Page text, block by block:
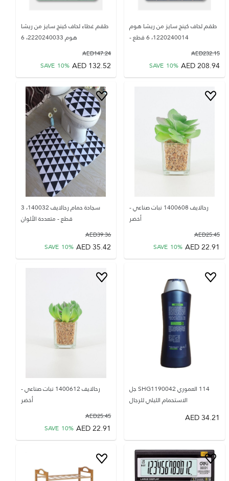
طقم لحاف كينج سايز من ريشا هوم
1220240014، 6 قطع -
232.15
AED
208.94
AED
SAVE 10%
طقم غطاء لحاف كينج سايز من ريشا
هوم 2220240033، 6
147.24
AED
132.52
AED
SAVE 10%
رحالايف 1400608 نبات صناعي -
أخضر
25.45
AED
22.91
AED
SAVE 10%
سجادة حمام رحالايف 140032، 3
قطع - متعددة الألوان
39.36
AED
35.42
AED
SAVE 10%
114 العموري SHG1190042 جل
الاستحمام الليلي للرجال
34.21
AED
رحالايف 1400612 نبات صناعي -
أخضر
25.45
AED
22.91
AED
SAVE 10%